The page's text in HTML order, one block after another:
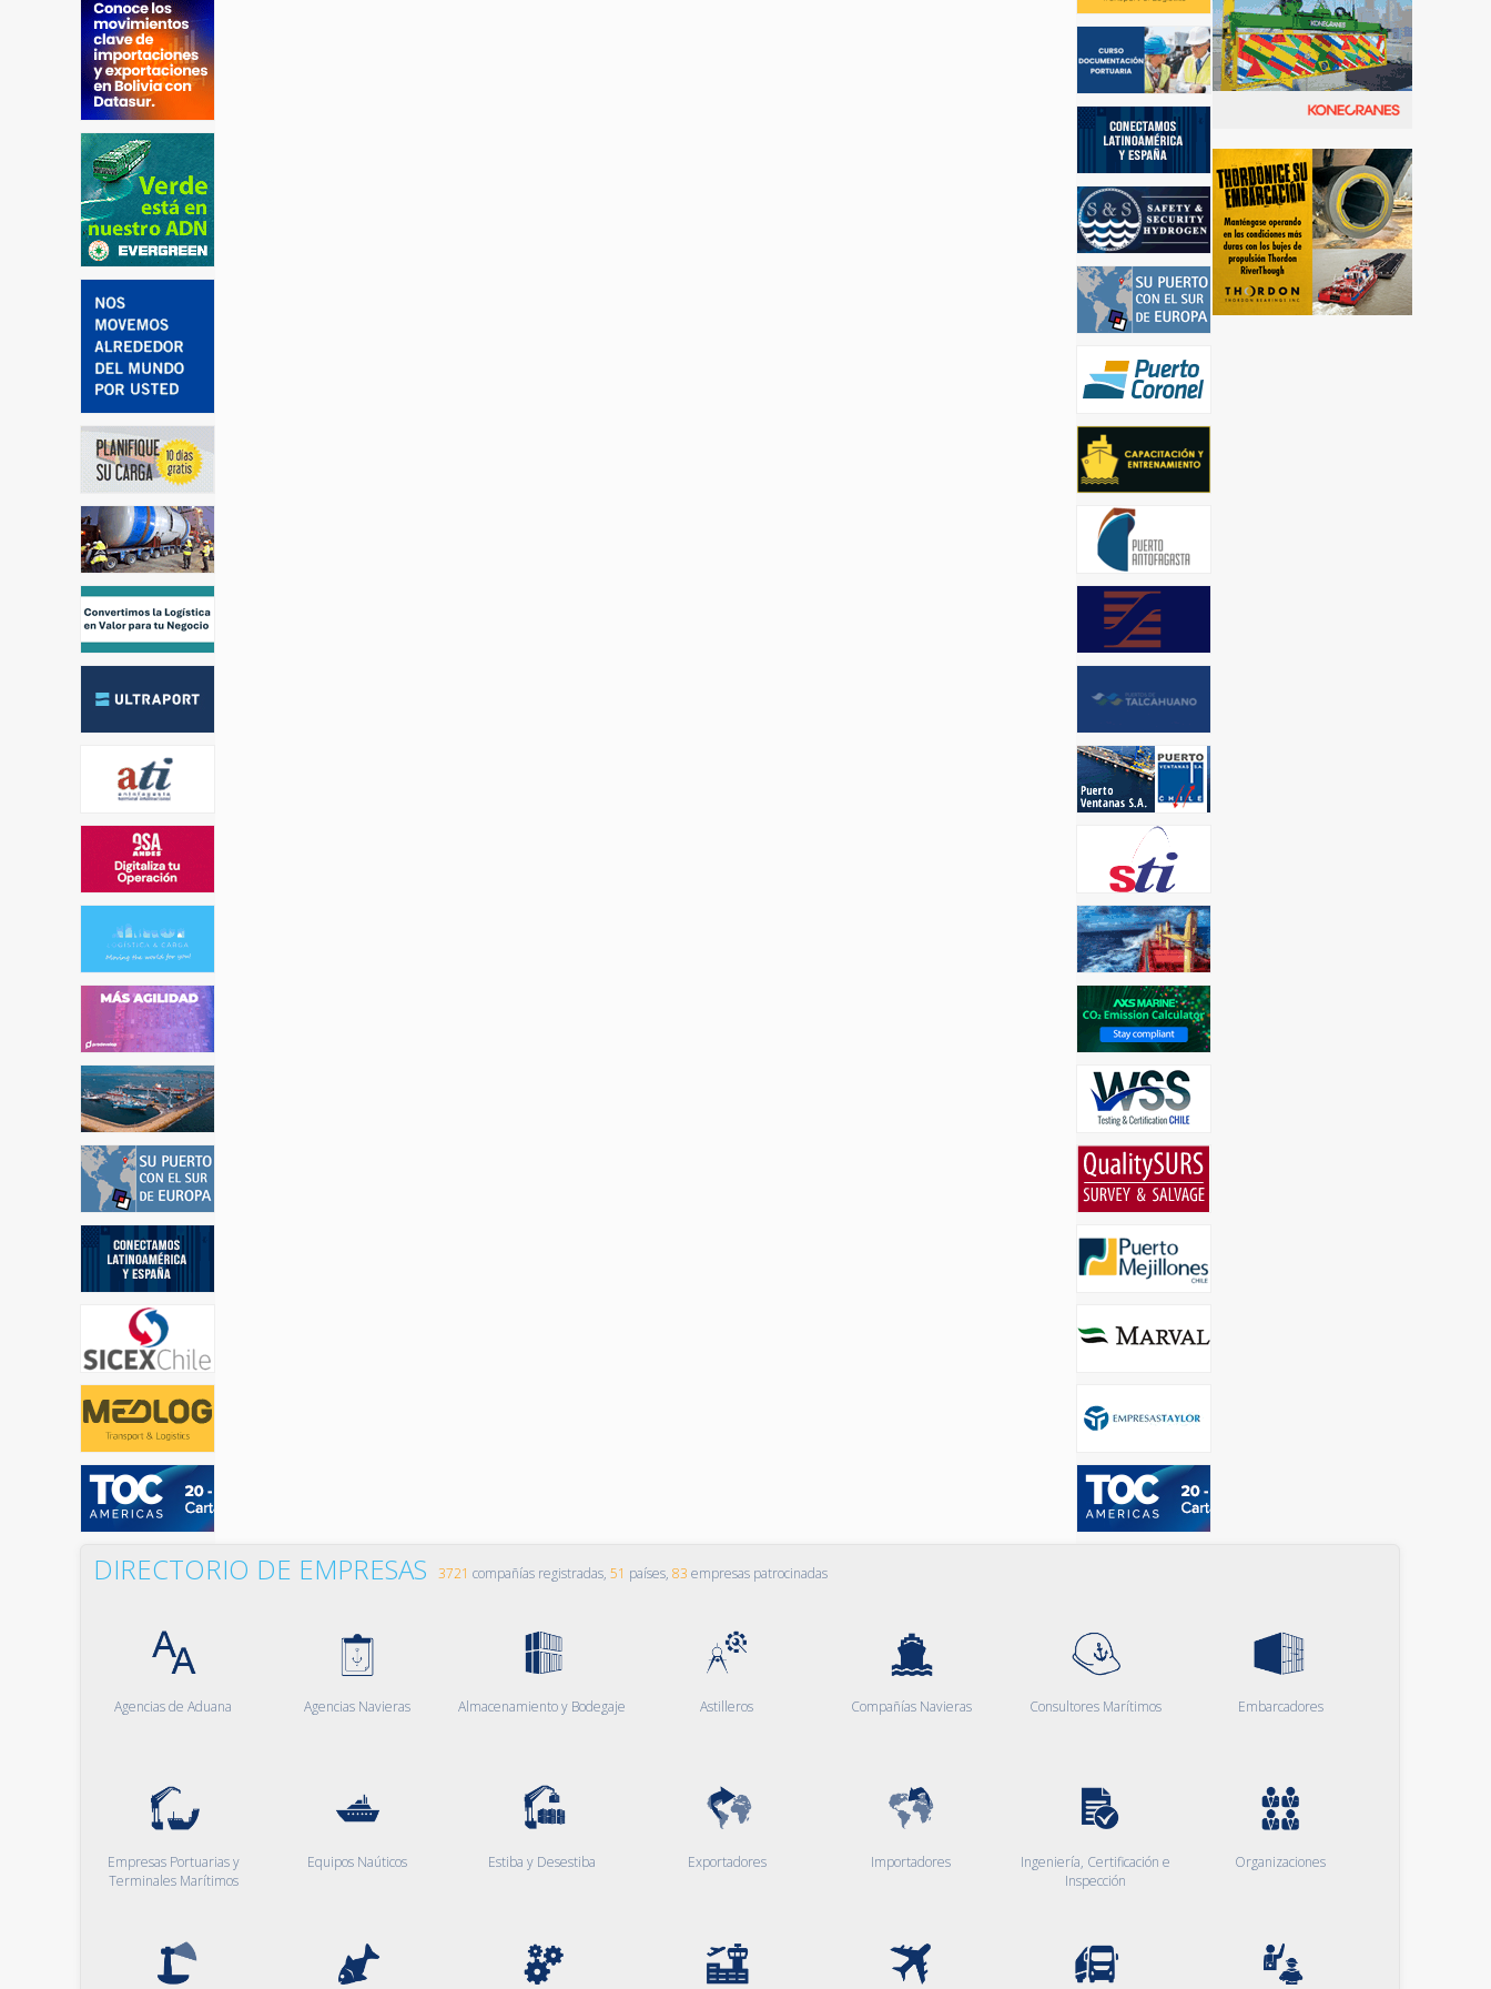
DIRECTORIO DE EMPRESAS 3721 compañías registradas, 51 países, 83 empresas patrocinadas
Agencias de Aduana Agencias Navieras Almacenamiento y Bodegaje Astilleros Compañías Navieras Consultores Marítimos Embarcadores
Empresas Portuarias y
Terminales Marítimos
Equipos Naúticos Estiba y Desestiba Exportadores Importadores
Ingeniería, Certificación e
Inspección
Organizaciones